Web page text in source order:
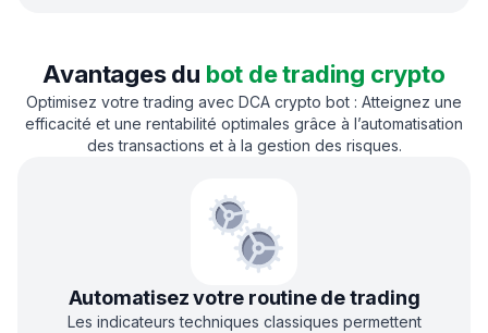
Avantages du bot de trading crypto
Optimisez votre trading avec DCA crypto bot : Atteignez une
efficacité et une rentabilité optimales grâce à l’automatisation
des transactions et à la gestion des risques.
Automatisez votre routine de trading
Les indicateurs techniques classiques permettent